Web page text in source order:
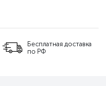
Бесплатная доставка
по РФ